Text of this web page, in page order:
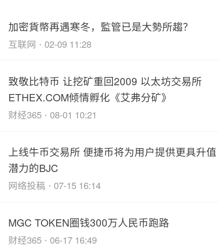
加密貨幣再遇寒冬，監管已是大勢所趨？
互联网 · 02-09 11:28
致敬比特币 让挖矿重回2009 以太坊交易所
ETHEX.COM倾情孵化《艾弗分矿》
财经365 · 08-01 10:21
上线牛币交易所 便捷币将为用户提供更具升值
潜力的BJC
网络投稿 · 07-15 16:14
MGC TOKEN圈钱300万人民币跑路
财经365 · 06-17 16:49